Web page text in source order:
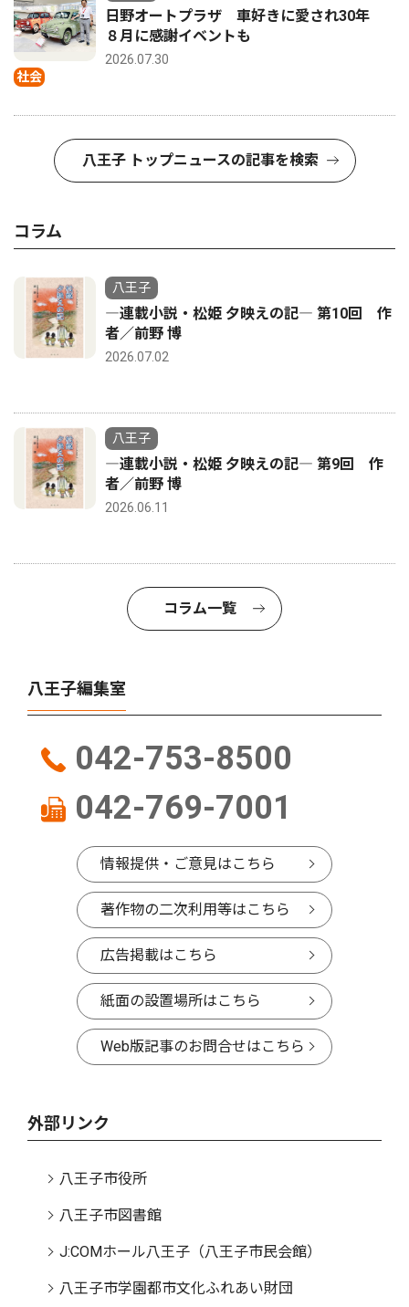
社会
日野オートプラザ 車好きに愛され30年
８月に感謝イベントも
2026.07.30
八王子 トップニュースの記事を検索
コラム
八王子
―連載小説・松姫 夕映えの記― 第10回 作
者／前野 博
2026.07.02
八王子
―連載小説・松姫 夕映えの記― 第9回 作
者／前野 博
2026.06.11
コラム一覧
八王子編集室
042-753-8500
042-769-7001
情報提供・ご意見はこちら
著作物の二次利用等はこちら
広告掲載はこちら
紙面の設置場所はこちら
Web版記事のお問合せはこちら
外部リンク
八王子市役所
八王子市図書館
J:COMホール八王子（八王子市民会館）
八王子市学園都市文化ふれあい財団